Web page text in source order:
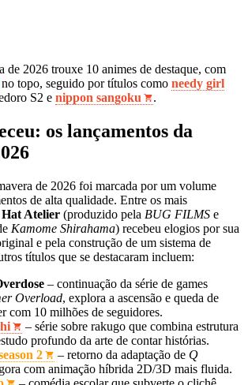
2026 trouxe 10 animes de destaque, com
no topo, seguido por títulos como needy girl
S2 e nippon sangoku .
os lançamentos da
de 2026 foi marcada por um volume
de alta qualidade. Entre os mais
Atelier (produzido pela BUG FILMS e
Kamome Shirahama) recebeu elogios por sua
e pela construção de um sistema de
títulos que se destacaram incluem:
– continuação da série de games
Overload, explora a ascensão e queda de
com 10 milhões de seguidores.
– série sobre rakugo que combina estrutura
profundo da arte de contar histórias.
2
– retorno da adaptação de Q
com animação híbrida 2D/3D mais fluida.